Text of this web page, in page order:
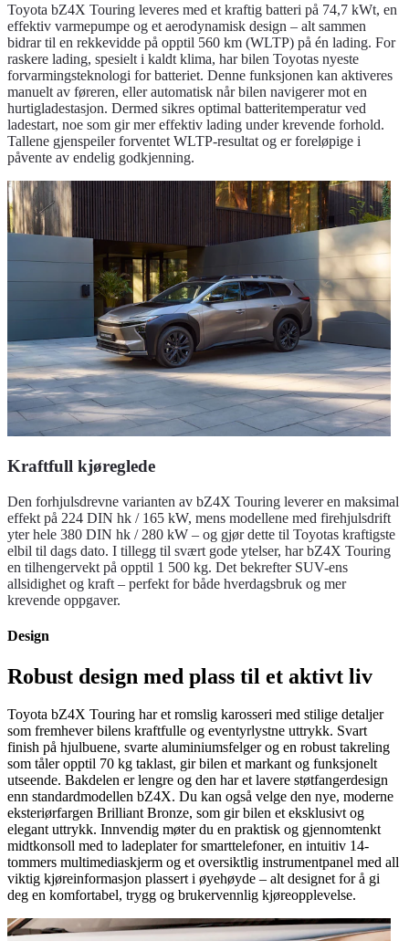
Toyota bZ4X Touring leveres med et kraftig batteri på 74,7 kWt, en
effektiv varmepumpe og et aerodynamisk design – alt sammen
bidrar til en rekkevidde på opptil 560 km (WLTP) på én lading. For
raskere lading, spesielt i kaldt klima, har bilen Toyotas nyeste
forvarmingsteknologi for batteriet. Denne funksjonen kan aktiveres
manuelt av føreren, eller automatisk når bilen navigerer mot en
hurtigladestasjon. Dermed sikres optimal batteritemperatur ved
ladestart, noe som gir mer effektiv lading under krevende forhold.
Tallene gjenspeiler forventet WLTP-resultat og er foreløpige i
påvente av endelig godkjenning.
Kraftfull kjøreglede
Den forhjulsdrevne varianten av bZ4X Touring leverer en maksimal
effekt på 224 DIN hk / 165 kW, mens modellene med firehjulsdrift
yter hele 380 DIN hk / 280 kW – og gjør dette til Toyotas kraftigste
elbil til dags dato. I tillegg til svært gode ytelser, har bZ4X Touring
en tilhengervekt på opptil 1 500 kg. Det bekrefter SUV-ens
allsidighet og kraft – perfekt for både hverdagsbruk og mer
krevende oppgaver.
Design
Robust design med plass til et aktivt liv
Toyota bZ4X Touring har et romslig karosseri med stilige detaljer
som fremhever bilens kraftfulle og eventyrlystne uttrykk. Svart
finish på hjulbuene, svarte aluminiumsfelger og en robust takreling
som tåler opptil 70 kg taklast, gir bilen et markant og funksjonelt
utseende. Bakdelen er lengre og den har et lavere støtfangerdesign
enn standardmodellen bZ4X. Du kan også velge den nye, moderne
eksteriørfargen Brilliant Bronze, som gir bilen et eksklusivt og
elegant uttrykk. Innvendig møter du en praktisk og gjennomtenkt
midtkonsoll med to ladeplater for smarttelefoner, en intuitiv 14-
tommers multimediaskjerm og et oversiktlig instrumentpanel med all
viktig kjøreinformasjon plassert i øyehøyde – alt designet for å gi
deg en komfortabel, trygg og brukervennlig kjøreopplevelse.